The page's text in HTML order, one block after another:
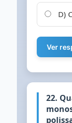
D)
Ver
22.